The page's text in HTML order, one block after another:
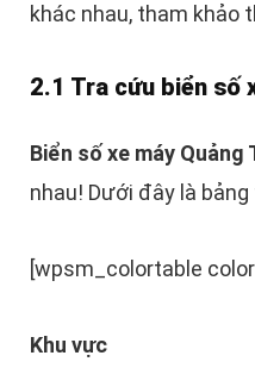
khác nhau, tham khảo
2.1 Tra cứu biển số
Biển số xe máy Quảng
nhau! Dưới đây là
[wpsm_colortable
Khu vực